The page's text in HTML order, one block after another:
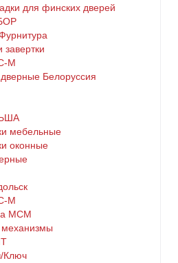
для финских дверей
завертки
М
Белоруссия
мебельные
оконные
М
МСМ
Ключ